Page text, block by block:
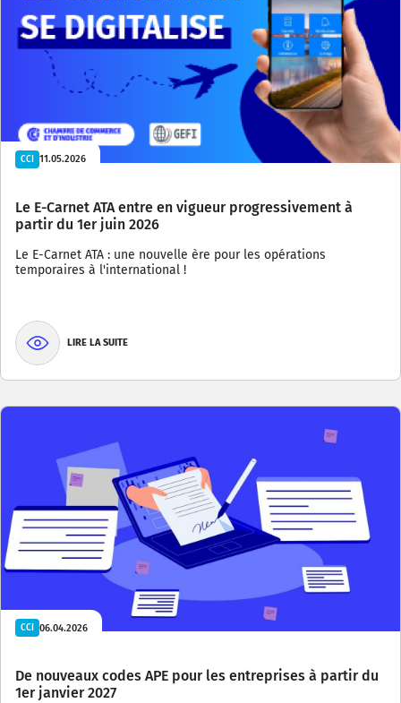
CCI 11.05.2026
Le E-Carnet ATA entre en vigueur progressivement à
partir du 1er juin 2026
Le E-Carnet ATA : une nouvelle ère pour les opérations
temporaires à l'international !
LIRE LA SUITE
CCI 06.04.2026
De nouveaux codes APE pour les entreprises à partir du
1er janvier 2027